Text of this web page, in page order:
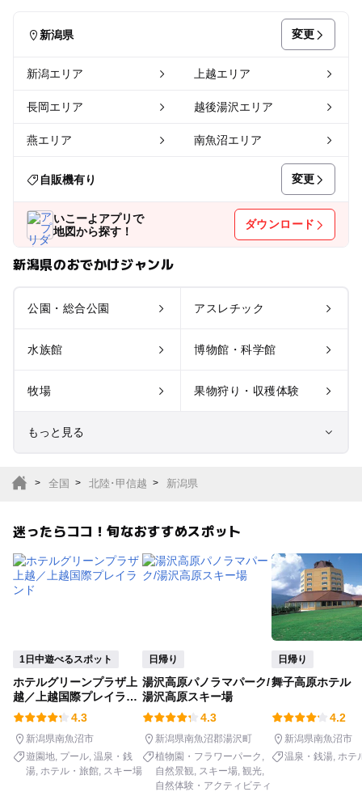
新潟県 変更
新潟エリア 上越エリア
長岡エリア 越後湯沢エリア
燕エリア 南魚沼エリア
自販機有り 変更
いこーよアプリで
地図から探す！
ダウンロード
新潟県のおでかけジャンル
公園・総合公園 アスレチック
水族館 博物館・科学館
牧場 果物狩り・収穫体験
もっと見る
サファリパーク
植物園・フラワーパー
ク
釣り
いちご狩り 農業体験
潮干狩り 社会見学
工場見学 体験施設
全国 北陸･甲信越 新潟県
迷ったらココ！旬なおすすめスポット
1日中遊べるスポット
ホテルグリーンプラザ上
越／上越国際プレイラン
ド
4.3
新潟県南魚沼市
遊園地 プール 温泉・銭
湯 ホテル・旅館 スキー場
日帰り
湯沢高原パノラマパーク/
湯沢高原スキー場
4.3
新潟県南魚沼郡湯沢町
植物園・フラワーパーク
自然景観 スキー場 観光
自然体験・アクティビティ
日帰り
舞子高原ホテル
4.2
新潟県南魚沼市
温泉・銭湯 ホテ